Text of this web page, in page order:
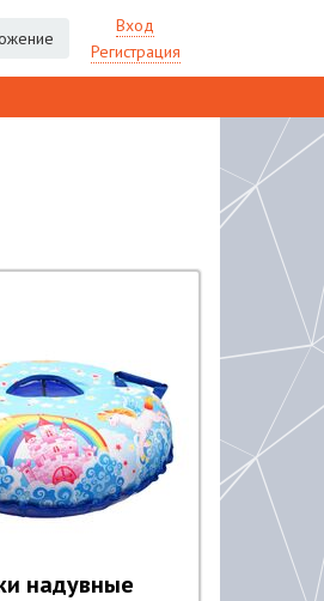
Вход
Регистрация
надувные